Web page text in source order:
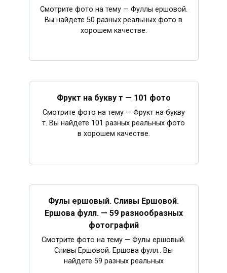
Смотрите фото на тему — Фуллы ершовой.
Вы найдете 50 разных реальных фото в
хорошем качестве.
Фрукт на букву т — 101 фото
Смотрите фото на тему — Фрукт на букву
т. Вы найдете 101 разных реальных фото
в хорошем качестве.
Фулы ершовый. Сливы Ершовой.
Ершова фулл. — 59 разнообразных
фотографий
Смотрите фото на тему — Фулы ершовый.
Сливы Ершовой. Ершова фулл.. Вы
найдете 59 разных реальных